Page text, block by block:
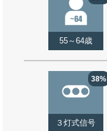
55～64歳
38%
３灯式信号